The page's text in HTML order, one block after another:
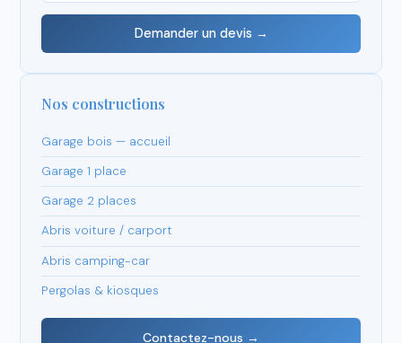
Demander un devis →
Nos constructions
Garage bois — accueil
Garage 1 place
Garage 2 places
Abris voiture / carport
Abris camping-car
Pergolas & kiosques
Contactez-nous →